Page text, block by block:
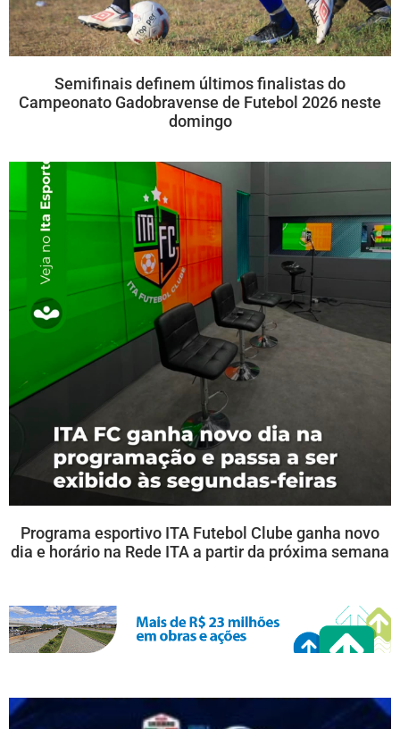
Semifinais definem últimos finalistas do
Campeonato Gadobravense de Futebol 2026 neste
domingo
Programa esportivo ITA Futebol Clube ganha novo
dia e horário na Rede ITA a partir da próxima semana